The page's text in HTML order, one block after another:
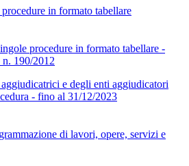
in formato tabellare
procedure in formato tabellare -
190/2012
e degli enti aggiudicatori
- fino al 31/12/2023
di lavori, opere, servizi e